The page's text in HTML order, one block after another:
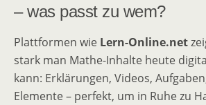
– was passt zu wem?
Plattformen wie Lern-Online.net
stark man Mathe-Inhalte heute
kann: Erklärungen, Videos,
Elemente – perfekt, um in Ruhe zu